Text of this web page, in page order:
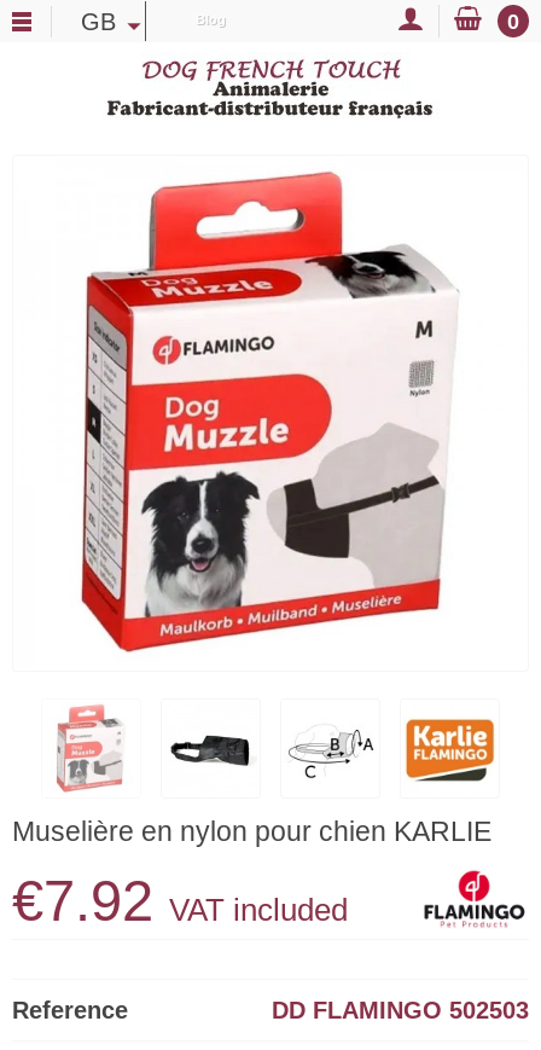
GB Blog 0
Muselière en nylon pour chien KARLIE
€7.92 VAT included
Reference DD FLAMINGO 502503